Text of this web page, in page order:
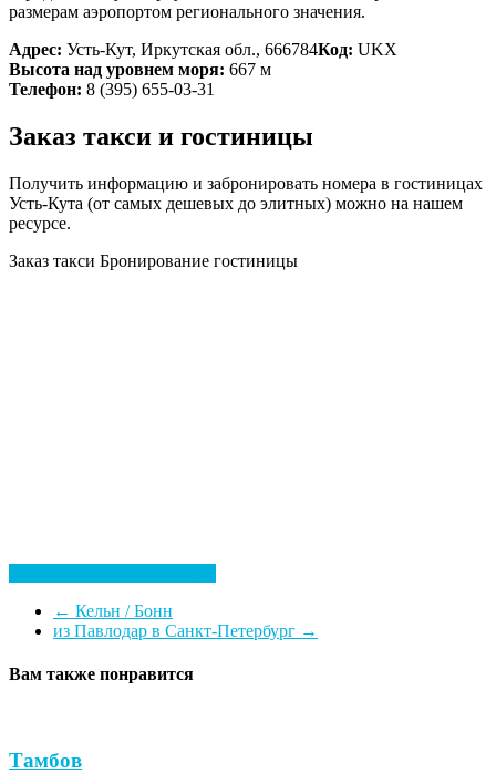
размерам аэропортом регионального значения.
Адрес: Усть-Кут, Иркутская обл., 666784Код: UKX
Высота над уровнем моря: 667 м
Телефон: 8 (395) 655-03-31
Заказ такси и гостиницы
Получить информацию и забронировать номера в гостиницах
Усть-Кута (от самых дешевых до элитных) можно на нашем
ресурсе.
Заказ такси Бронирование гостиницы
← Кельн / Бонн
из Павлодар в Санкт-Петербург →
Вам также понравится
Тамбов